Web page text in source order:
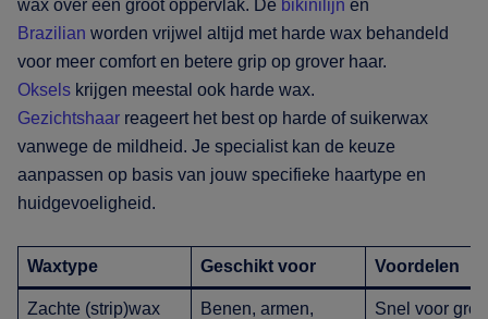
wax over een groot oppervlak. De bikinilijn en
Brazilian worden vrijwel altijd met harde wax behandeld
voor meer comfort en betere grip op grover haar.
Oksels krijgen meestal ook harde wax.
Gezichtshaar reageert het best op harde of suikerwax
vanwege de mildheid. Je specialist kan de keuze
aanpassen op basis van jouw specifieke haartype en
huidgevoeligheid.
Waxtype Geschikt voor Voordelen
Zachte (strip)wax
Benen, armen,
Snel voor